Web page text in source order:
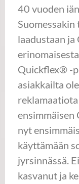
40 vuoden
laadustaan
Quickflex® -
asiakkailta
ensimmäisen
nyt
käyttämään
jyrsinnässä.
kasvanut ja